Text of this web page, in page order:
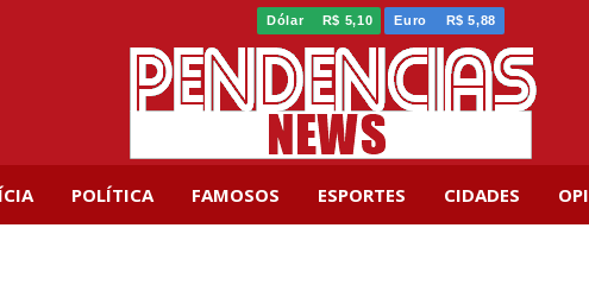
Dólar R$ 5,10 Euro R$ 5,88
POLÍTICA FAMOSOS ESPORTES CIDADES